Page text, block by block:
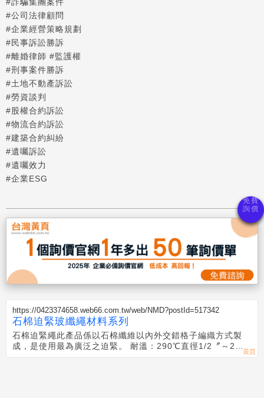
#公司法律顧問
#企業經營策略規劃
#民事訴訟勝訴
#離婚律師 #監護權
#刑事案件勝訴
#土地不動產訴訟
#勞資談判
#股權合約訴訟
#物流合約訴訟
#建築合約糾紛
#遺囑訴訟
#遺囑效力
#企業ESG
https://0423374658.web66.com.tw/web/NMD?postId=517342
石棉迫緊玻纖繩材料系列
石棉迫緊繩 此產品係以石棉纖維以內外交錯格子編織方式製
成，是使用最為廣泛之迫緊。 耐溫：290℃ 直徑1/2〞～2〞
長度10 M～200 M 玻璃迫緊繩-- 此產品乃採用